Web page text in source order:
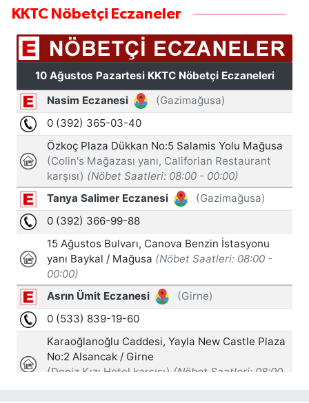
KKTC Nöbetçi Eczaneler